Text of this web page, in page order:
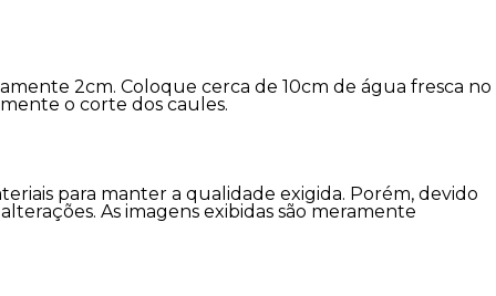
2cm. Coloque cerca de 10cm de água fresca no
o corte dos caules.
para manter a qualidade exigida. Porém, devido
As imagens exibidas são meramente